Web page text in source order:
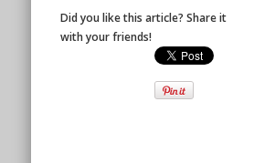
Did you like this article? Share it
with your friends!